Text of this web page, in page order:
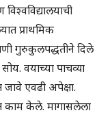
प्राथमिक
गुरुकुलपद्धतीने दिले
वयाच्या पाचव्या
जावे एवढी अपेक्षा.
काम केले. मागासलेला